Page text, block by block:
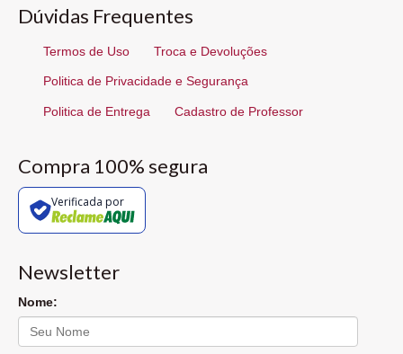
Dúvidas Frequentes
Termos de Uso Troca e Devoluções
Politica de Privacidade e Segurança
Politica de Entrega Cadastro de Professor
Compra 100% segura
Verificada por
Newsletter
Nome: